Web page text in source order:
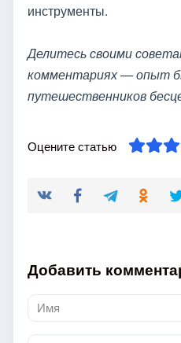
инструменты.
Делитесь своими
комментариях — опыт
путешественников
Оцените статью
Добавить
Имя
*